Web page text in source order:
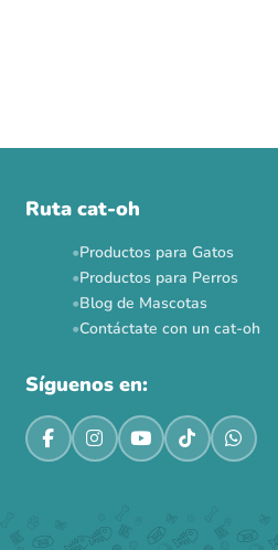
Ruta cat-oh
Productos para Gatos
Productos para Perros
Blog de Mascotas
Contáctate con un cat-oh
Síguenos en: